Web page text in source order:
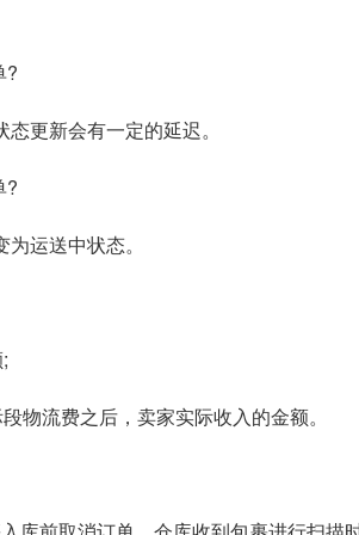
?
更新会有一定的延迟。
?
运送中状态。
物流费之后，卖家实际收入的金额。